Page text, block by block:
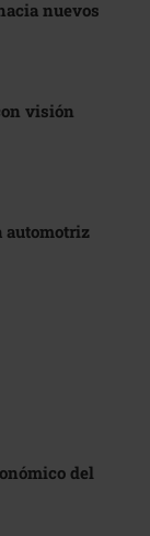
nuevos
visión
automotriz
del